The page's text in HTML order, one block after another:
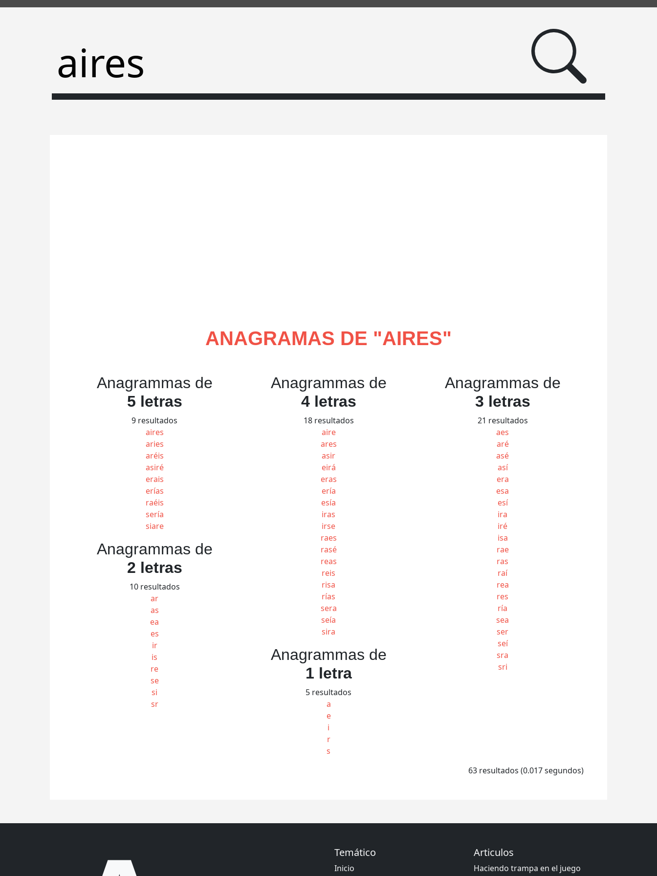
ANAGRAMAS DE "AIRES"
Anagrammas de
5 letras
9 resultados
aires
aries
aréis
asiré
erais
erías
raéis
sería
siare
Anagrammas de
4 letras
18 resultados
aire
ares
asir
eirá
eras
ería
esía
iras
irse
raes
rasé
reas
reis
risa
rías
sera
seía
sira
Anagrammas de
3 letras
21 resultados
aes
aré
asé
así
era
esa
esí
ira
iré
isa
rae
ras
raí
rea
res
ría
sea
ser
seí
sra
sri
Anagrammas de
2 letras
10 resultados
ar
as
ea
es
ir
is
re
se
si
sr
Anagrammas de
1 letra
5 resultados
a
e
i
r
s
63 resultados (0.017 segundos)
Temático
Inicio
Articulos
Haciendo trampa en el juego